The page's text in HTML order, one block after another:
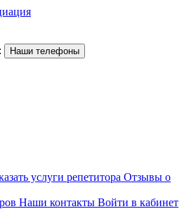
Наши телефоны
услуги репетитора Отзывы о
Наши контакты Войти в кабинет